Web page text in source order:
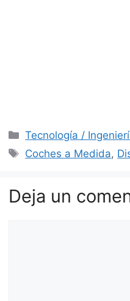
Categorías
Tecnología /
Etiquetas
Coches a Medida,
Deja un